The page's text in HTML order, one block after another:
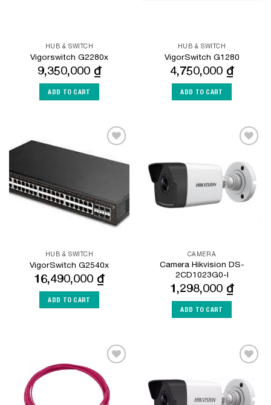
HUB & SWITCH
Vigorswitch G2280x
9,350,000 ₫
ADD TO CART
HUB & SWITCH
VigorSwitch G1280
4,750,000 ₫
ADD TO CART
Wishlist
HUB & SWITCH
VigorSwitch G2540x
16,490,000 ₫
ADD TO CART
Wishlist
CAMERA
Camera Hikvision DS-
2CD1023G0-I
1,298,000 ₫
ADD TO CART
Wishlist
Wishlist